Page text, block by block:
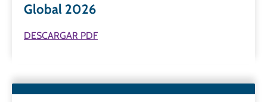
Global 2026
DESCARGAR PDF